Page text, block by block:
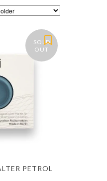
SOLD
OUT
PETROL